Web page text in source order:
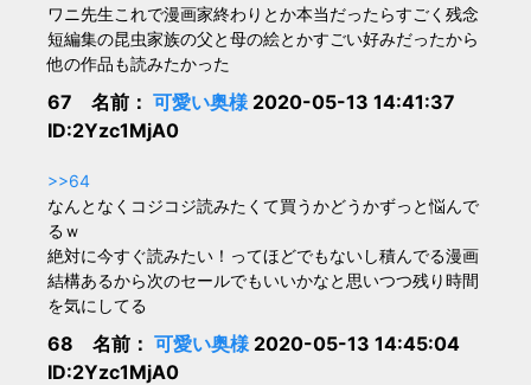
ワニ先生これで漫画家終わりとか本当だったらすごく残念
短編集の昆虫家族の父と母の絵とかすごい好みだったから
他の作品も読みたかった
67 名前： 可愛い奥様2020-05-13 14:41:37
ID:2Yzc1MjA0
>>64
なんとなくコジコジ読みたくて買うかどうかずっと悩んで
るｗ
絶対に今すぐ読みたい！ってほどでもないし積んでる漫画
結構あるから次のセールでもいいかなと思いつつ残り時間
を気にしてる
68 名前： 可愛い奥様2020-05-13 14:45:04
ID:2Yzc1MjA0